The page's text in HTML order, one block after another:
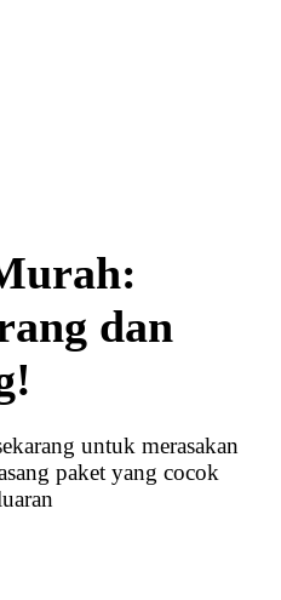
dan
untuk merasakan
paket yang cocok